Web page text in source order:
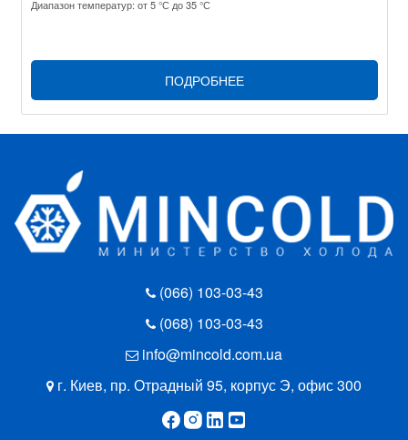
Диапазон температур: от 5 °С до 35 °С
ПОДРОБНЕЕ
(066) 103-03-43
(068) 103-03-43
info@mincold.com.ua
г. Киев, пр. Отрадный 95, корпус Э, офис 300